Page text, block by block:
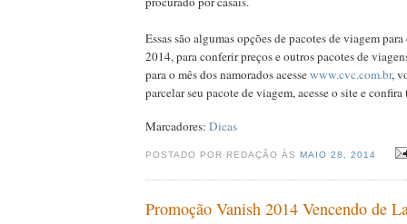
Essas são algumas opções de pacotes de viagem
2014, para conferir preços e outros pacotes de
para o mês dos namorados acessewww.cvc.com.br,
parcelar seu pacote de viagem, acesse o site e
Marcadores: Dicas
POSTADO POR REDAÇÃO ÀSMAIO 28, 2014
Promoção Vanish 2014 Vencendo de